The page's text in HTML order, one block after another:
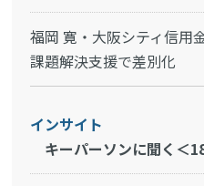
福岡 寛・大阪シティ信用
課題解決支援で差別化
インサイト
キーパーソンに聞く＜